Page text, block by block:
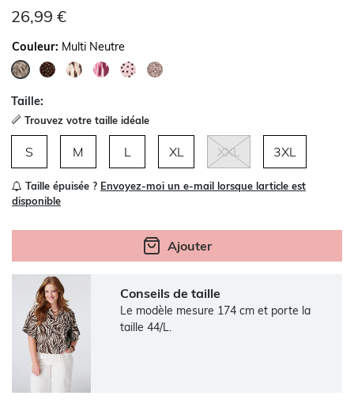
26,99 €
Couleur: Multi Neutre
Taille:
Trouvez votre taille idéale
S M L XL XXL 3XL
Taille épuisée ? Envoyez-moi un e-mail lorsque larticle est
disponible
Ajouter
Conseils de taille
Le modèle mesure 174 cm et porte la
taille 44/L.